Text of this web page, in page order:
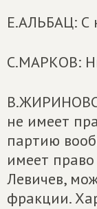
Е.АЛЬБАЦ: С
С.МАРКОВ:
не имеет
партию
имеет право
Левичев,
фракции.